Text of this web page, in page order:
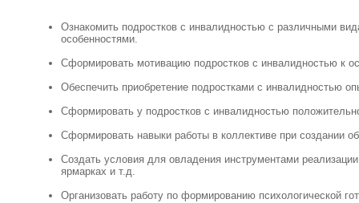
Ознакомить подростков с инвалидностью с различными
особенностями.
Сформировать мотивацию подростков с инвалидностью к
Обеспечить приобретение подростками с инвалидностью
Сформировать у подростков с инвалидностью
Сформировать навыки работы в коллективе при создании
Создать условия для овладения инструментами
ярмарках и т.д.
Организовать работу по формированию психологической